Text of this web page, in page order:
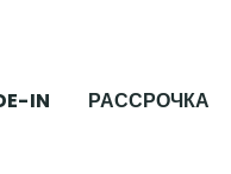
IN РАССРОЧКА